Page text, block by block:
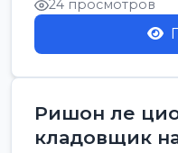
24 просмотров
Ришон ле
кладовщик